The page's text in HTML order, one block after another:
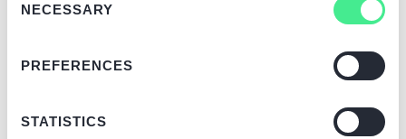
Selection
NECESSARY
PREFERENCES
STATISTICS
Odoo pozwala na dokładne
prosty system zarządzania produktami
Spójność danych: